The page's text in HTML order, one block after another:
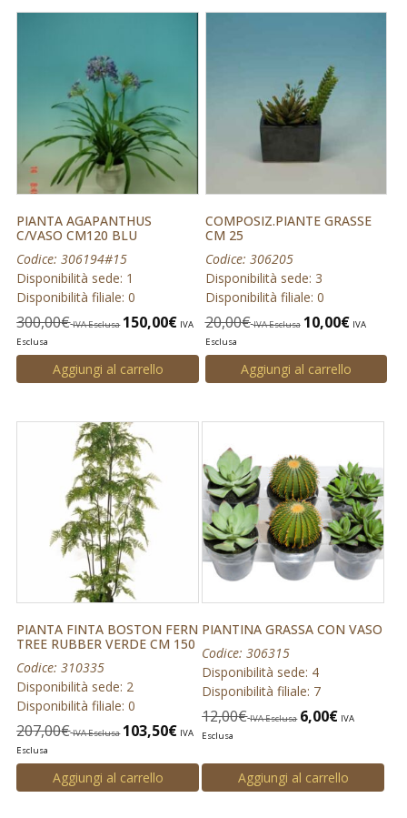
PIANTA AGAPANTHUS
C/VASO CM120 BLU
Codice: 306194#15
Disponibilità sede: 1
Disponibilità filiale: 0
300,00€ IVA Esclusa 150,00€ IVA
Esclusa
Aggiungi al carrello
COMPOSIZ.PIANTE GRASSE
CM 25
Codice: 306205
Disponibilità sede: 3
Disponibilità filiale: 0
20,00€ IVA Esclusa 10,00€ IVA
Esclusa
Aggiungi al carrello
PIANTA FINTA BOSTON FERN
TREE RUBBER VERDE CM 150
Codice: 310335
Disponibilità sede: 2
Disponibilità filiale: 0
207,00€ IVA Esclusa 103,50€ IVA
Esclusa
Aggiungi al carrello
PIANTINA GRASSA CON VASO
Codice: 306315
Disponibilità sede: 4
Disponibilità filiale: 7
12,00€ IVA Esclusa 6,00€ IVA
Esclusa
Aggiungi al carrello